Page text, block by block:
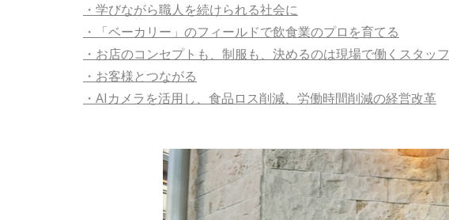
・学びながら職人を続けられる社会に
・「ベーカリー」のフィールドで飲食業のプロを育てる
・お店のコンセプトも、制服も、決めるのは現場で働くスタッフ
・お客様とつながる
・AIカメラを活用し、食品ロス削減、労働時間削減の経営改革